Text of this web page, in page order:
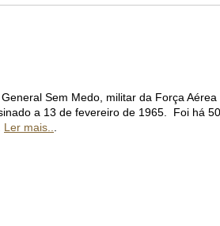
Sem Medo, militar da Força
a 13 de fevereiro de 1965. Foi há
Ler mais..